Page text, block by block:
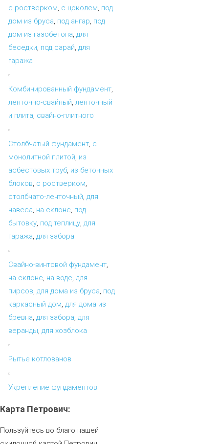
с ростверком, с цоколем, под
дом из бруса, под ангар, под
дом из газобетона, для
беседки, под сарай, для
гаража
Комбинированный фундамент,
ленточно-свайный, ленточный
и плита, свайно-плитного
Столбчатый фундамент, с
монолитной плитой, из
асбестовых труб, из бетонных
блоков, с ростверком,
столбчато-ленточный, для
навеса, на склоне, под
бытовку, под теплицу, для
гаража, для забора
Свайно-винтовой фундамент,
на склоне, на воде, для
пирсов, для дома из бруса, под
каркасный дом, для дома из
бревна, для забора, для
веранды, для хозблока
Рытье котлованов
Укрепление фундаментов
Карта Петрович:
Пользуйтесь во благо нашей